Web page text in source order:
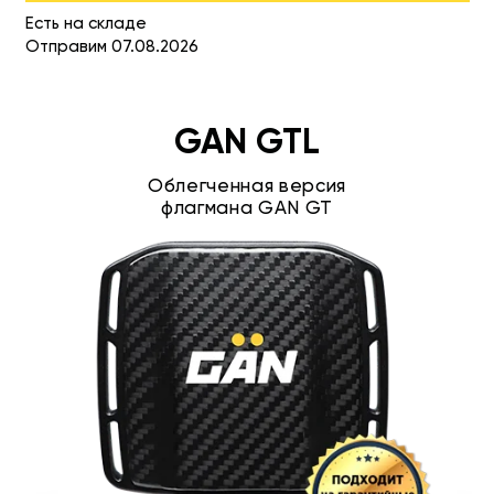
Есть на складе
Отправим 07.08.2026
GAN GTL
Облегченная версия
флагмана GAN GT